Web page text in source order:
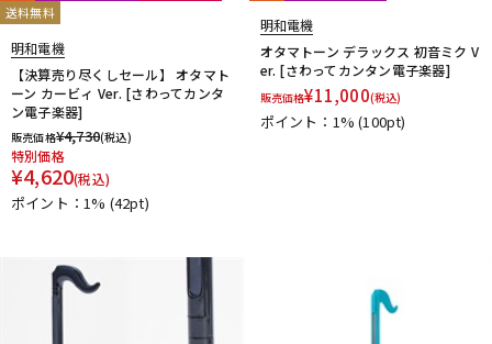
送料無料
明和電機
【決算売り尽くしセール】 オタマト
ーン カービィ Ver. [さわってカンタ
ン電子楽器]
販売価格¥4,730(税込)
特別価格
¥4,620(税込)
ポイント：1% (42pt)
明和電機
オタマトーン デラックス 初音ミク V
er. [さわってカンタン電子楽器]
販売価格¥11,000(税込)
ポイント：1%(100pt)